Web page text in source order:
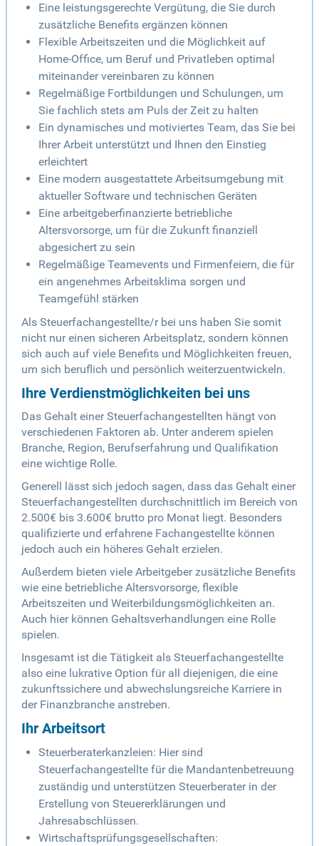
Eine leistungsgerechte Vergütung, die Sie durch
zusätzliche Benefits ergänzen können
Flexible Arbeitszeiten und die Möglichkeit auf
Home-Office, um Beruf und Privatleben optimal
miteinander vereinbaren zu können
Regelmäßige Fortbildungen und Schulungen, um
Sie fachlich stets am Puls der Zeit zu halten
Ein dynamisches und motiviertes Team, das Sie bei
Ihrer Arbeit unterstützt und Ihnen den Einstieg
erleichtert
Eine modern ausgestattete Arbeitsumgebung mit
aktueller Software und technischen Geräten
Eine arbeitgeberfinanzierte betriebliche
Altersvorsorge, um für die Zukunft finanziell
abgesichert zu sein
Regelmäßige Teamevents und Firmenfeiern, die für
ein angenehmes Arbeitsklima sorgen und
Teamgefühl stärken
Als Steuerfachangestellte/r bei uns haben Sie somit
nicht nur einen sicheren Arbeitsplatz, sondern können
sich auch auf viele Benefits und Möglichkeiten freuen,
um sich beruflich und persönlich weiterzuentwickeln.
Ihre Verdienstmöglichkeiten bei uns
Das Gehalt einer Steuerfachangestellten hängt von
verschiedenen Faktoren ab. Unter anderem spielen
Branche, Region, Berufserfahrung und Qualifikation
eine wichtige Rolle.
Generell lässt sich jedoch sagen, dass das Gehalt einer
Steuerfachangestellten durchschnittlich im Bereich von
2.500€ bis 3.600€ brutto pro Monat liegt. Besonders
qualifizierte und erfahrene Fachangestellte können
jedoch auch ein höheres Gehalt erzielen.
Außerdem bieten viele Arbeitgeber zusätzliche Benefits
wie eine betriebliche Altersvorsorge, flexible
Arbeitszeiten und Weiterbildungsmöglichkeiten an.
Auch hier können Gehaltsverhandlungen eine Rolle
spielen.
Insgesamt ist die Tätigkeit als Steuerfachangestellte
also eine lukrative Option für all diejenigen, die eine
zukunftssichere und abwechslungsreiche Karriere in
der Finanzbranche anstreben.
Ihr Arbeitsort
Steuerberaterkanzleien: Hier sind
Steuerfachangestellte für die Mandantenbetreuung
zuständig und unterstützen Steuerberater in der
Erstellung von Steuererklärungen und
Jahresabschlüssen.
Wirtschaftsprüfungsgesellschaften: